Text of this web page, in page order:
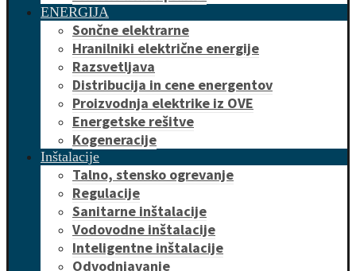
ENERGIJA
Sončne elektrarne
Hranilniki električne energije
Razsvetljava
Distribucija in cene energentov
Proizvodnja elektrike iz OVE
Energetske rešitve
Kogeneracije
Inštalacije
Talno, stensko ogrevanje
Regulacije
Sanitarne inštalacije
Vodovodne inštalacije
Inteligentne inštalacije
Odvodnjavanje